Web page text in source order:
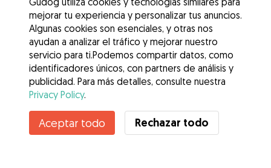
mejorar tu experiencia y personalizar tus anuncios.
Algunas cookies son esenciales, y otras nos
ayudan a analizar el tráfico y mejorar nuestro
servicio para ti.Podemos compartir datos, como
identificadores únicos, con partners de análisis y
publicidad. Para más detalles, consulte nuestra
Privacy Policy.
Aceptar todo Rechazar todo